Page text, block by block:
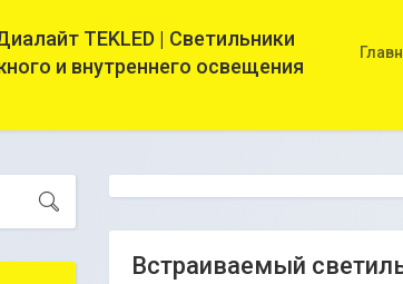
TEKLED | Светильники
и внутреннего освещения
Встраиваемый